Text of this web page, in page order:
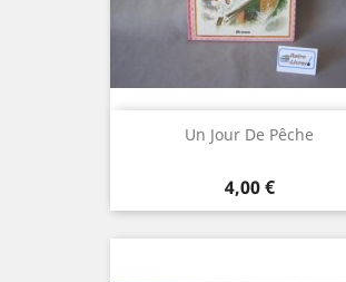
Un Jour De Pêche
Prix
4,00 €